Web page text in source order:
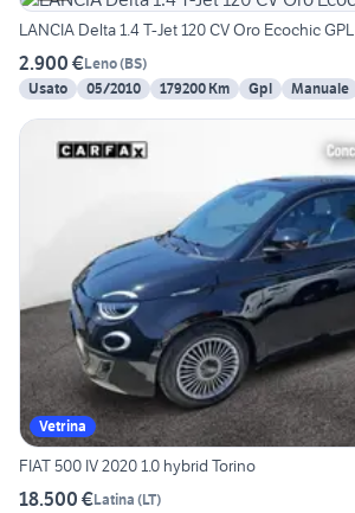
LANCIA Delta 1.4 T-Jet 120 CV Oro Ecochic GPL
2.900 €Leno(BS)
Usato
05/2010 179200 Km Gpl Manuale
Vetrina
FIAT 500 IV 2020 1.0 hybrid Torino
18.500 €Latina (LT)